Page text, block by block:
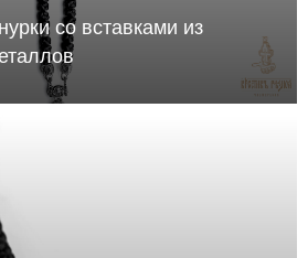
со вставками из